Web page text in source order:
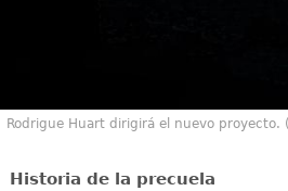
Rodrigue Huart dirigirá el nuevo proyecto.
Historia de la precuela